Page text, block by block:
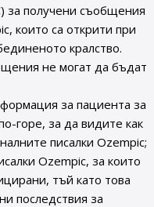
за получени съобщения
които са открити при
кралство.
не могат да бъдат
за пациента за
горе, за да видите как
писалки Ozempic;
Ozempic, за които
тъй като това
последствия за